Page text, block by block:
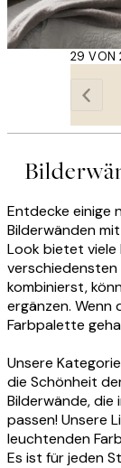
29 VON
Entdecke einige
Bilderwänden
Look bietet viele
kombinierst,
ergänzen. Wenn
Farbpalette
Unsere
die Schönheit
Bilderwände, die
passen! Unsere
leuchtenden
Es ist für jeden